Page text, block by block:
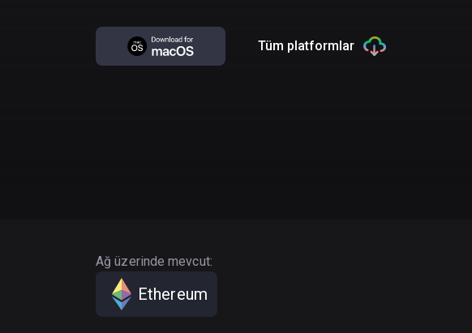
Tüm platformlar
Ağ üzerinde mevcut:
Ethereum